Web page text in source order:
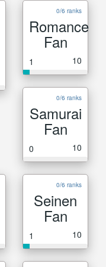
0/6 ranks
Romance
Fan
1 10
0/6 ranks
Samurai
Fan
0 10
0/6 ranks
Seinen
Fan
1 10